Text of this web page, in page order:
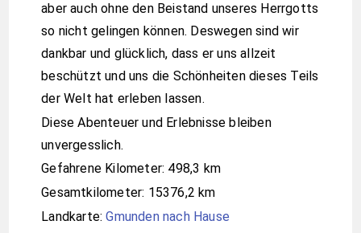
aber auch ohne den Beistand unseres Herrgotts
so nicht gelingen können. Deswegen sind wir
dankbar und glücklich, dass er uns allzeit
beschützt und uns die Schönheiten dieses Teils
der Welt hat erleben lassen.
Diese Abenteuer und Erlebnisse bleiben
unvergesslich.
Gefahrene Kilometer: 498,3 km
Gesamtkilometer: 15376,2 km
Landkarte:Gmunden nach Hause